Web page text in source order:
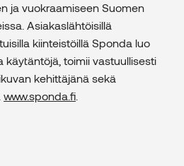
ja vuokraamiseen Suomen
Asiakaslähtöisillä
kiinteistöillä Sponda luo
käytäntöjä, toimii vastuullisesti
kehittäjänä sekä
www.sponda.fi